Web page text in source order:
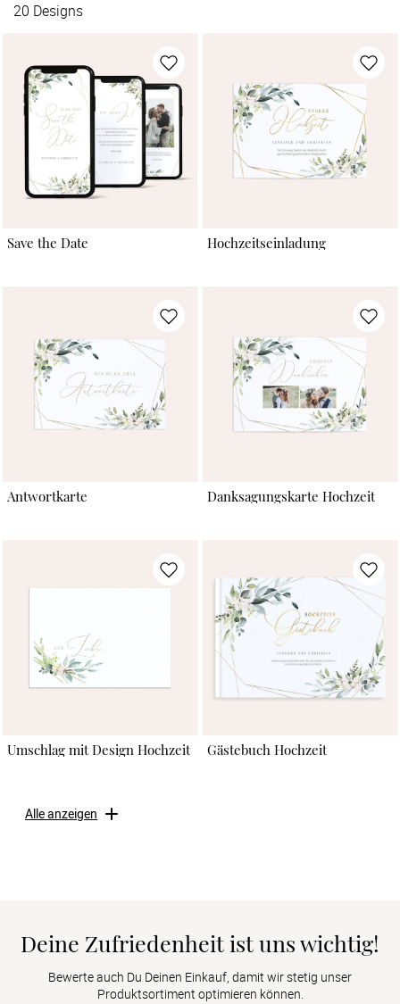
20 Designs
Save the Date Hochzeitseinladung
Antwortkarte Danksagungskarte Hochzeit
Umschlag mit Design Hochzeit Gästebuch Hochzeit
Alle anzeigen
Deine Zufriedenheit ist uns wichtig!
Bewerte auch Du Deinen Einkauf, damit wir stetig unser
Produktsortiment optimieren können.